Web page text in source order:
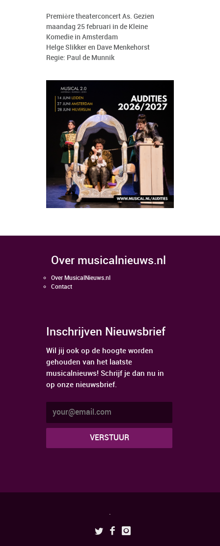
Première theaterconcert As. Gezien
maandag 25 februari in de Kleine
Komedie in Amsterdam
Helge Slikker en Dave Menkehorst
Regie: Paul de Munnik
over musicalnieuws.nl
Over MusicalNieuws.nl
Contact
Inschrijven Nieuwsbrief
Wil jij ook op de hoogte worden
gehouden van het laatste
musicalnieuws! Schrijf je dan nu in
op onze nieuwsbrief.
.